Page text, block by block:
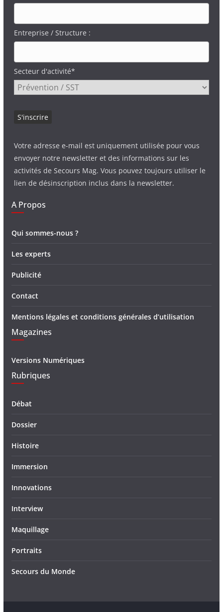
Entreprise / Structure :
Secteur d'activité*
Votre adresse e-mail est uniquement utilisée pour vous
envoyer notre newsletter et des informations sur les
activités de Secours Mag. Vous pouvez toujours utiliser le
lien de désinscription inclus dans la newsletter.
A Propos
Qui sommes-nous ?
Les experts
Publicité
Contact
Mentions légales et conditions générales d’utilisation
Magazines
Versions Numériques
Rubriques
Débat
Dossier
Histoire
Immersion
Innovations
Interview
Maquillage
Portraits
Secours du Monde